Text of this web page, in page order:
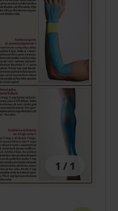
1 / 1